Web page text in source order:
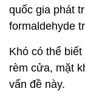
quốc gia phát
formaldehyde
Khó có thể
rèm cửa, mặt
vấn đề này.